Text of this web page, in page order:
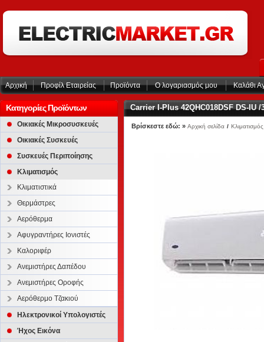
Αρχική Προφίλ Εταιρείας Προϊόντα Ο λογαριασμός μου Καλάθι
Κατηγορίες Προϊόντων
Οικιακές Μικροσυσκευές
Οικιακές Συσκευές
Συσκευές Περιποίησης
Κλιματισμός
Κλιματιστικά
Θερμάστρες
Αερόθερμα
Αφυγραντήρες Ιονιστές
Καλοριφέρ
Ανεμιστήρες Δαπέδου
Ανεμιστήρες Οροφής
Αερόθερμο Τζακιού
Ηλεκτρονικοί Υπολογιστές
Ήχος Εικόνα
Carrier I-Plus 42QHC018DSF DS-IU /
Βρίσκεστε εδώ: » Αρχική σελίδα / Κλιματισμός